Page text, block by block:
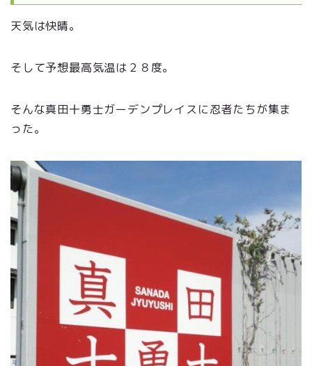
天気は快晴。
そして予想最高気温は２８度。
そんな真田十勇士ガーデンプレイスに忍者たちが集ま
った。